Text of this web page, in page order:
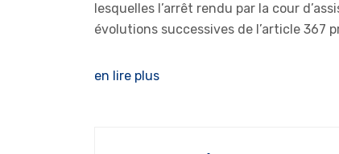
lesquelles l’arrêt rendu par la cour
évolutions successives de l’article
en lire plus